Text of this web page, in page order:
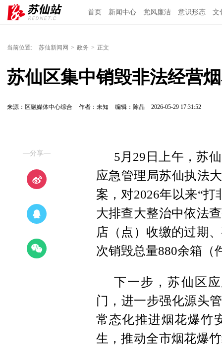
首页 新闻中心 党风廉洁 意识形态 文
当前位置: 苏仙新闻网 > 政务 > 正文
苏仙区集中销毁非法经营
来源：区融媒体中心综合 作者：未知 编辑：陈晶 2026-05-29 17:31:52
—分享—
5月29日上午，苏
应急管理局苏仙执法
案，对2026年以来“
大排查大整治中依法
店（点）收缴的过期
次销毁总量880余箱（
下一步，苏仙区
门，进一步强化源头
常态化推进烟花爆竹
生，推动全市烟花爆